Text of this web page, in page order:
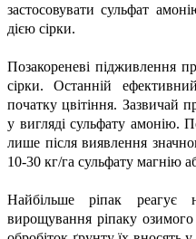
застосовувати сульфат
дією сірки.
Позакореневі підживлення
сірки. Останній
початку цвітіння. Зазвичай
у вигляді сульфату амонію.
лише після виявлення
10-30 кг/га сульфату магнію
Найбільше ріпак
вирощування ріпаку